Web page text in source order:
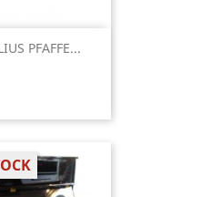
PFAFFE...